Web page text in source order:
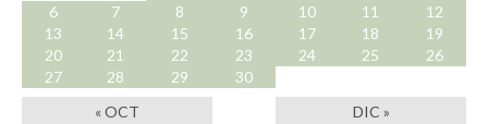
« OCT DIC »
6
7 8 9 10 11
12
13
14 15 16 17 18
19
20
21 22 23 24 25
26
27
28 29 30